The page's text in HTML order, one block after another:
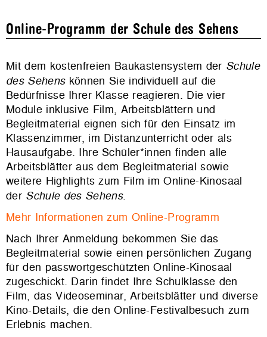
Online-Programm der Schule des Sehens
Mit dem kostenfreien Baukastensystem der Schule
des Sehenskönnen Sie individuell auf die
Bedürfnisse Ihrer Klasse reagieren. Die vier
Module inklusive Film, Arbeitsblättern und
Begleitmaterial eignen sich für den Einsatz im
Klassenzimmer, im Distanzunterricht oder als
Hausaufgabe. Ihre Schüler*innen finden alle
Arbeitsblätter aus dem Begleitmaterial sowie
weitere Highlights zum Film im Online-Kinosaal
der Schule des Sehens.
Mehr Informationen zum Online-Programm
Nach Ihrer Anmeldung bekommen Sie das
Begleitmaterial sowie einen persönlichen Zugang
für den passwortgeschützten Online-Kinosaal
zugeschickt. Darin findet Ihre Schulklasse den
Film, das Videoseminar, Arbeitsblätter und diverse
Kino-Details, die den Online-Festivalbesuch zum
Erlebnis machen.